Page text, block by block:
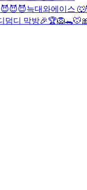
늑대와에이스
덤디 막방🎉🏆🦁🐊🐭